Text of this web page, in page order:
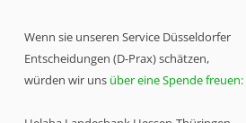
Wenn sie unseren Service Düsseldorfer
Entscheidungen (D-Prax) schätzen,
würden wir uns über eine Spende freuen: